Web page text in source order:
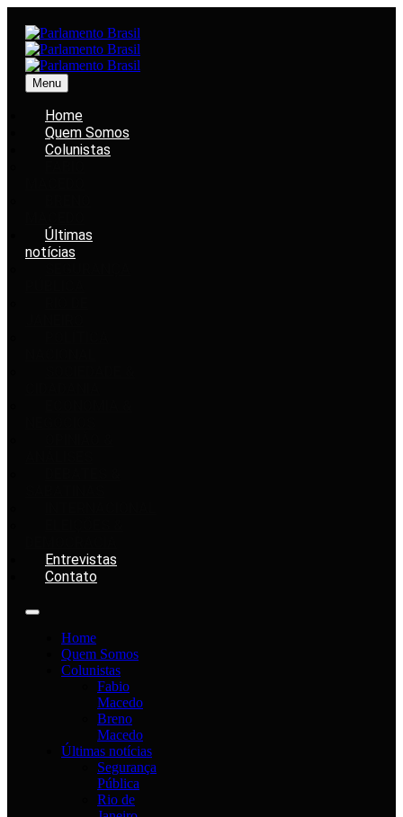
Menu
Home
Quem Somos
Colunistas
Últimas
notícias
Entrevistas
Contato
Home
Quem Somos
Colunistas
Fabio
Macedo
Breno
Macedo
Últimas notícias
Segurança
Pública
Rio de